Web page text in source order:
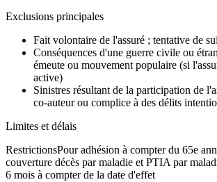
Exclusions principales
Fait volontaire de l'assuré ; tentative de
Conséquences d'une guerre civile ou
émeute ou mouvement populaire (si
active)
Sinistres résultant de la participation de
co-auteur ou complice à des délits
Limites et délais
RestrictionsPour adhésion à compter du 65e
couverture décès par maladie et PTIA par
6 mois à compter de la date d'effet